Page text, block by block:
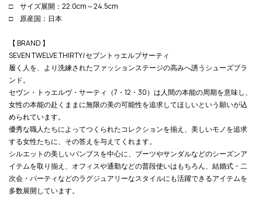
□ サイズ展開：22.0cm～24.5cm
□ 原産国：日本
【 BRAND 】
SEVEN TWELVE THIRTY/セブントゥエルブサーティ
履く人を、より洗練されたファッションステージの高みへ誘うシューズブラ
ンド。
セヴン・トゥエルヴ・サーティ（7・12・30）は人間の本能の周期を意味し、
女性の本能の赴くままに無限の美の可能性を追求してほしいという願いが込
められています。
優秀な職人たちによってつくられたコレクションを揃え、美しいモノを追求
する女性たちに、その答えを与えてくれます。
シルエットの美しいパンプスを中心に、ブーツやサンダルなどのシーズンア
イテムを取り揃え、オフィスや通勤などの普段使いはもちろん、結婚式・二
次会・パーティなどのラグジュアリーなスタイルにも活躍できるアイテムを
多数展開しています。